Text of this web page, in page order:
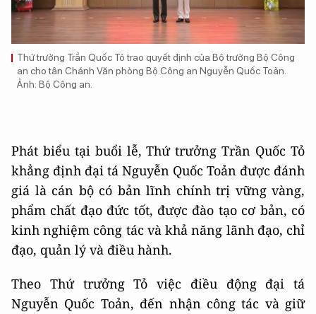
Thứ trưởng Trần Quốc Tỏ trao quyết định của Bộ trưởng Bộ Công
an cho tân Chánh Văn phòng Bộ Công an Nguyễn Quốc Toản.
Ảnh: Bộ Công an.
Phát biểu tại buổi lễ, Thứ trưởng Trần Quốc Tỏ
khẳng định đại tá Nguyễn Quốc Toản được đánh
giá là cán bộ có bản lĩnh chính trị vững vàng,
phẩm chất đạo đức tốt, được đào tạo cơ bản, có
kinh nghiệm công tác và khả năng lãnh đạo, chỉ
đạo, quản lý và điều hành.
Theo Thứ trưởng Tỏ việc điều động đại tá
Nguyễn Quốc Toản, đến nhận công tác và giữ